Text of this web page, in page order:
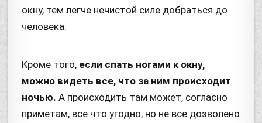
окну, тем легче нечистой силе добраться до
человека.
Кроме того, если спать ногами к окну,
можно видеть все, что за ним происходит
ночью. А происходить там может, согласно
приметам, все что угодно, но не все дозволено